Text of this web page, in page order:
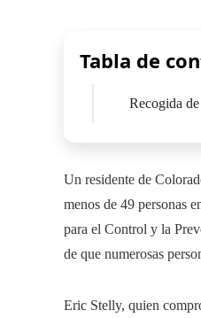
Tabla de
Recogida
Un residente de
menos de 49 personas
para el Control y la
de que numerosas
Eric Stelly, quien